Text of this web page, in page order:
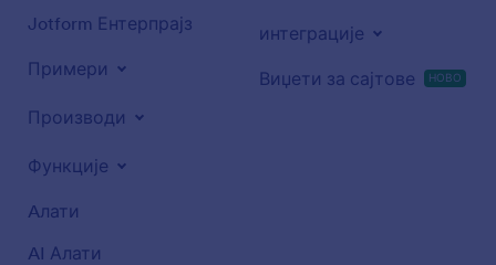
Jotform Ентерпрајз
Примери
Производи
Функције
Aлати
AI Алати
интеграције
Виџети за сајтове НОВО